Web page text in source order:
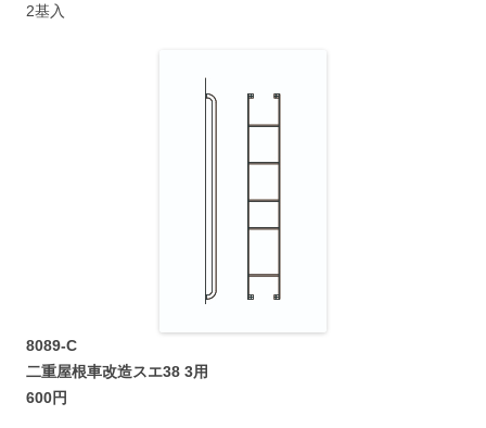
2基入
8089-C
二重屋根車改造スエ38 3用
600円